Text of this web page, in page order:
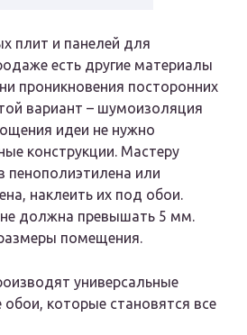
плит и панелей для
есть другие материалы
проникновения посторонних
вариант – шумоизоляция
идеи не нужно
конструкции. Мастеру
пенополиэтилена или
наклеить их под обои.
должна превышать 5 мм.
помещения.
универсальные
которые становятся все